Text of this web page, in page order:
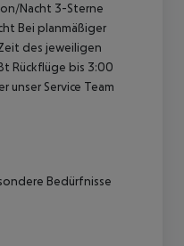
Nacht 3-Sterne
Bei planmäßiger
des jeweiligen
Rückflüge bis 3:00
Service Team
Bedürfnisse